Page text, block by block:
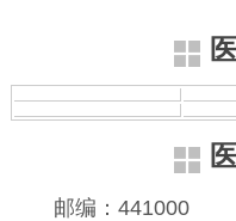
邮编：441000